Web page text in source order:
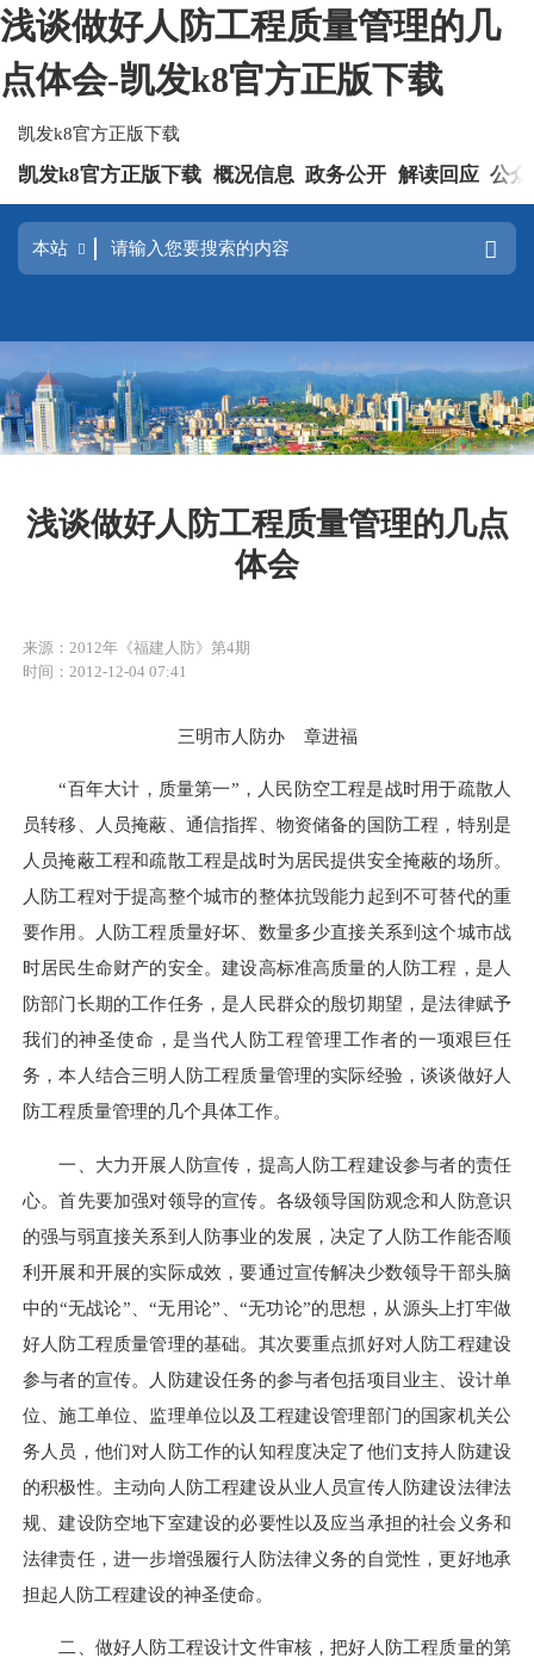
浅谈做好人防工程质量管理的几
点体会-凯发k8官方正版下载
凯发k8官方正版下载
凯发k8官方正版下载 概况信息 政务公开 解读回应 公
浅谈做好人防工程质量管理的几点
体会
来源：2012年《福建人防》第4期
时间：2012-12-04 07:41
三明市人防办 章进福
“百年大计，质量第一”，人民防空工程是战时用于疏散人
员转移、人员掩蔽、通信指挥、物资储备的国防工程，特别是
人员掩蔽工程和疏散工程是战时为居民提供安全掩蔽的场所。
人防工程对于提高整个城市的整体抗毁能力起到不可替代的重
要作用。人防工程质量好坏、数量多少直接关系到这个城市战
时居民生命财产的安全。建设高标准高质量的人防工程，是人
防部门长期的工作任务，是人民群众的殷切期望，是法律赋予
我们的神圣使命，是当代人防工程管理工作者的一项艰巨任
务，本人结合三明人防工程质量管理的实际经验，谈谈做好人
防工程质量管理的几个具体工作。
一、大力开展人防宣传，提高人防工程建设参与者的责任
心。首先要加强对领导的宣传。各级领导国防观念和人防意识
的强与弱直接关系到人防事业的发展，决定了人防工作能否顺
利开展和开展的实际成效，要通过宣传解决少数领导干部头脑
中的“无战论”、“无用论”、“无功论”的思想，从源头上打牢做
好人防工程质量管理的基础。其次要重点抓好对人防工程建设
参与者的宣传。人防建设任务的参与者包括项目业主、设计单
位、施工单位、监理单位以及工程建设管理部门的国家机关公
务人员，他们对人防工作的认知程度决定了他们支持人防建设
的积极性。主动向人防工程建设从业人员宣传人防建设法律法
规、建设防空地下室建设的必要性以及应当承担的社会义务和
法律责任，进一步增强履行人防法律义务的自觉性，更好地承
担起人防工程建设的神圣使命。
二、做好人防工程设计文件审核，把好人防工程质量的第